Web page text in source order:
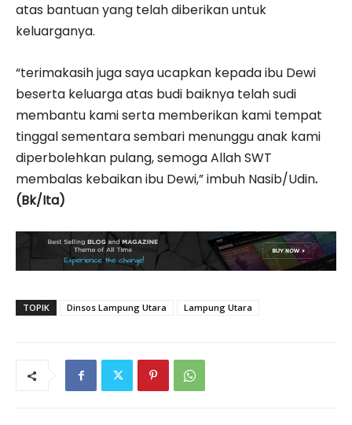
atas bantuan yang telah diberikan untuk
keluarganya.
“terimakasih juga saya ucapkan kepada ibu Dewi
beserta keluarga atas budi baiknya telah sudi
membantu kami serta memberikan kami tempat
tinggal sementara sembari menunggu anak kami
diperbolehkan pulang, semoga Allah SWT
membalas kebaikan ibu Dewi,” imbuh Nasib/Udin.
(Bk/Ita)
TOPIK Dinsos Lampung Utara Lampung Utara